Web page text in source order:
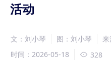
活动
文：刘小琴 图：刘小琴
时间：2026-05-18
328